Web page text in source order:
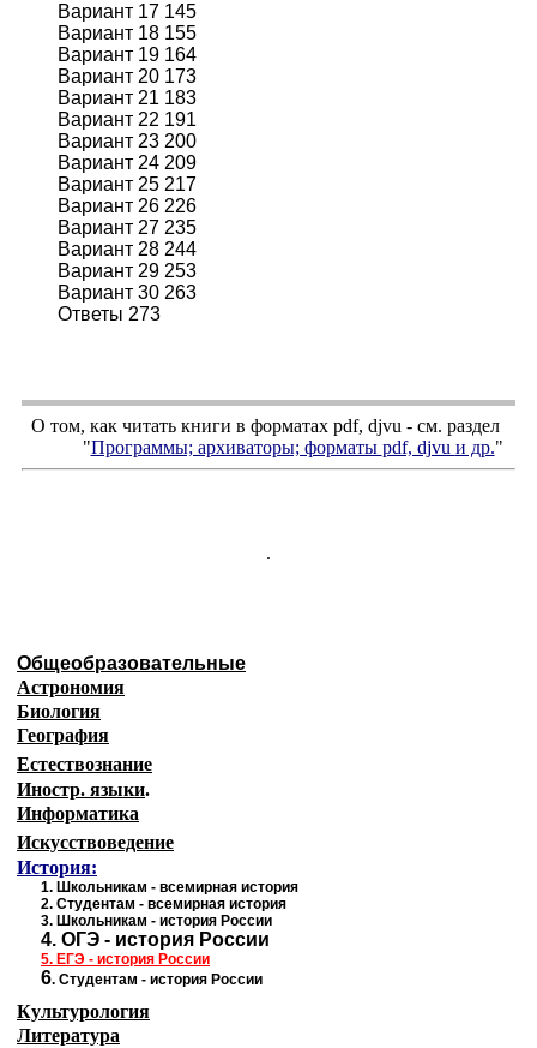
Вариант 17 145
Вариант 18 155
Вариант 19 164
Вариант 20 173
Вариант 21 183
Вариант 22 191
Вариант 23 200
Вариант 24 209
Вариант 25 217
Вариант 26 226
Вариант 27 235
Вариант 28 244
Вариант 29 253
Вариант 30 263
Ответы 273
О том, как читать книги в форматах pdf, djvu - см. раздел
"Программы; архиваторы; форматы pdf, djvu и др."
.
Общеобразовательные
Астрономия
Биология
География
Естествознание
Иностр. языки.
Информатика
Искусствоведение
История:
1. Школьникам - всемирная история
2. Студентам - всемирная история
3. Школьникам - история России
4. ОГЭ - история России
5. ЕГЭ - история России
6. Студентам - история России
Культурология
Литература